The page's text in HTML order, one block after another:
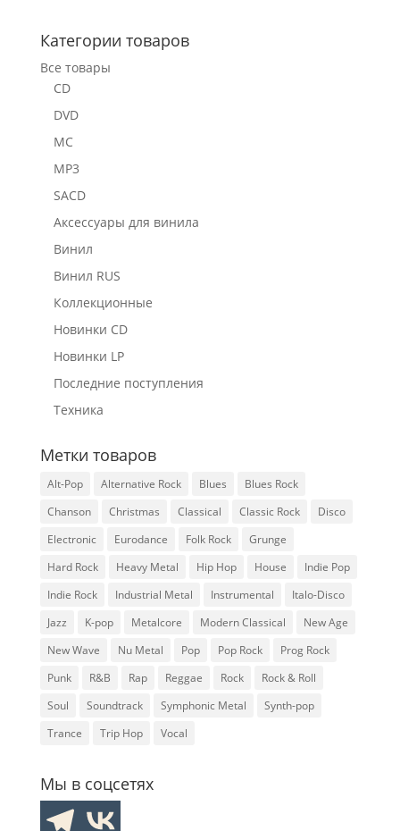
Категории товаров
Все товары
CD
DVD
MC
MP3
SACD
Аксессуары для винила
Винил
Винил RUS
Коллекционные
Новинки CD
Новинки LP
Последние поступления
Техника
Метки товаров
Alt-Pop Alternative Rock Blues
Blues Rock
Chanson
Christmas Classical Classic Rock
Disco
Electronic
Eurodance Folk Rock
Grunge
Hard Rock
Heavy Metal Hip Hop House
Indie Pop
Indie Rock
Industrial Metal Instrumental
Italo-Disco
Jazz
K-pop Metalcore Modern Classical
New Age
New Wave
Nu Metal Pop Pop Rock
Prog Rock
Punk
R&B Rap Reggae Rock
Rock & Roll
Soul
Soundtrack Symphonic Metal
Synth-pop
Trance
Trip Hop Vocal
Мы в соцсетях